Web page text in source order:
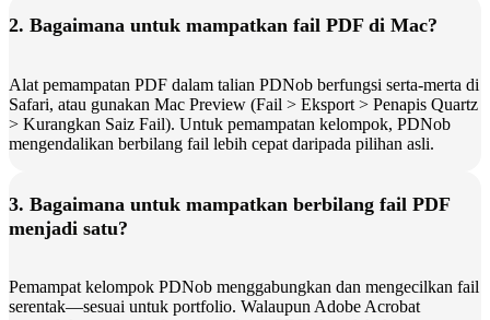
2. Bagaimana untuk mampatkan fail PDF di Mac?
Alat pemampatan PDF dalam talian PDNob berfungsi serta-merta di
Safari, atau gunakan Mac Preview (Fail > Eksport > Penapis Quartz
> Kurangkan Saiz Fail). Untuk pemampatan kelompok, PDNob
mengendalikan berbilang fail lebih cepat daripada pilihan asli.
3. Bagaimana untuk mampatkan berbilang fail PDF
menjadi satu?
Pemampat kelompok PDNob menggabungkan dan mengecilkan fail
serentak—sesuai untuk portfolio. Walaupun Adobe Acrobat